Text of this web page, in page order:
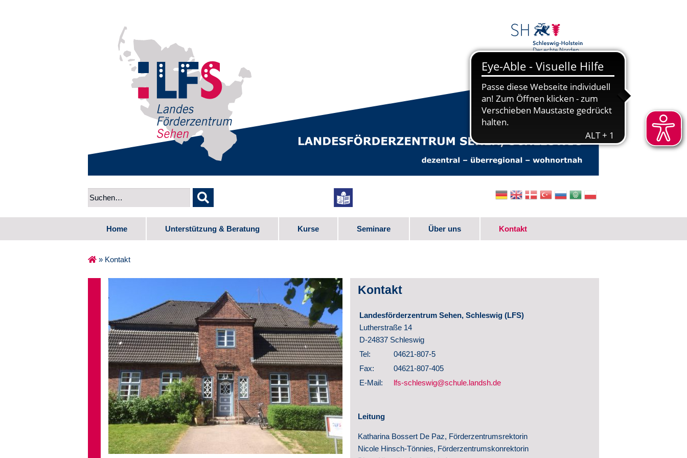
Home Unterstützung & Beratung
Erste Lebensjahre
Schulalter
Übergang Schule Beruf
Medienzentrum
Erfahrungsberichte
Kurse Seminare Über uns
Downloads
Videos
Veröffentlichungen
Kontakt
» Kontakt
Kontakt
Landesförderzentrum Sehen, Schleswig (LFS)
Lutherstraße 14
D-24837 Schleswig
Tel:
04621-807-5
Fax:
04621-807-405
E-Mail:
lfs-schleswig@schule.landsh.de
Leitung
Katharina Bossert De Paz, Förderzentrumsrektorin
Nicole Hinsch-Tönnies, Förderzentrumskonrektorin